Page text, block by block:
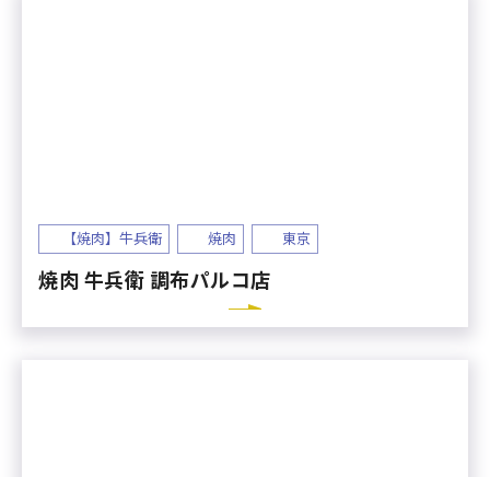
【焼肉】牛兵衛 焼肉 東京
焼肉 牛兵衛 調布パルコ店